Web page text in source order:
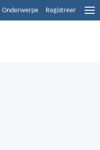
Onderwerpe Registreer